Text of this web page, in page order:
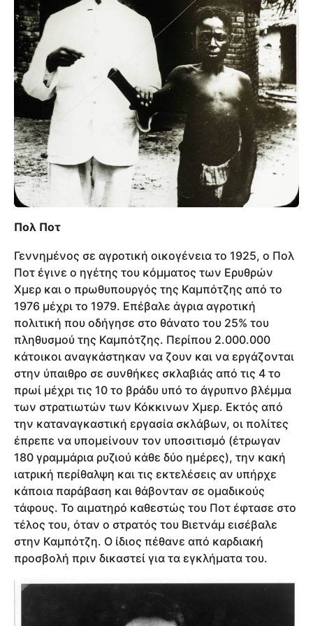
Πολ Ποτ
Γεννημένος σε αγροτική οικογένεια το 1925, ο Πολ
Ποτ έγινε ο ηγέτης του κόμματος των Ερυθρών
Χμερ και ο πρωθυπουργός της Καμπότζης από το
1976 μέχρι το 1979. Επέβαλε άγρια αγροτική
πολιτική που οδήγησε στo θάνατο του 25% του
πληθυσμού της Καμπότζης. Περίπου 2.000.000
κάτοικοι αναγκάστηκαν να ζουν και να εργάζονται
στην ύπαιθρο σε συνθήκες σκλαβιάς από τις 4 το
πρωί μέχρι τις 10 το βράδυ υπό το άγρυπνο βλέμμα
των στρατιωτών των Κόκκινων Χμερ. Εκτός από
την καταναγκαστική εργασία σκλάβων, οι πολίτες
έπρεπε να υπομείνουν τον υποσιτισμό (έτρωγαν
180 γραμμάρια ρυζιού κάθε δύο ημέρες), την κακή
ιατρική περίθαλψη και τις εκτελέσεις αν υπήρχε
κάποια παράβαση και θάβονταν σε ομαδικούς
τάφους. Το αιματηρό καθεστώς του Ποτ έφτασε στο
τέλος του, όταν ο στρατός του Βιετνάμ εισέβαλε
στην Καμπότζη. Ο ίδιος πέθανε από καρδιακή
προσβολή πριν δικαστεί για τα εγκλήματα του.